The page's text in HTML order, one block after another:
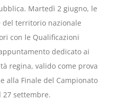
Martedì 2 giugno, le
territorio nazionale
con le Qualificazioni
dedicato ai
regina, valido come prova
alla Finale del Campionato
27 settembre.